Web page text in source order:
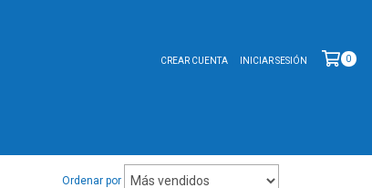
CREAR CUENTA INICIAR SESIÓN 0
Ordenar por